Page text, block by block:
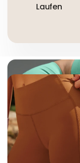
Laufen